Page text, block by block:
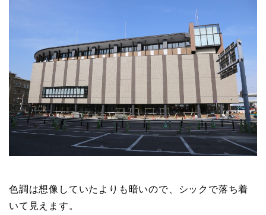
色調は想像していたよりも暗いので、シックで落ち着
いて見えます。